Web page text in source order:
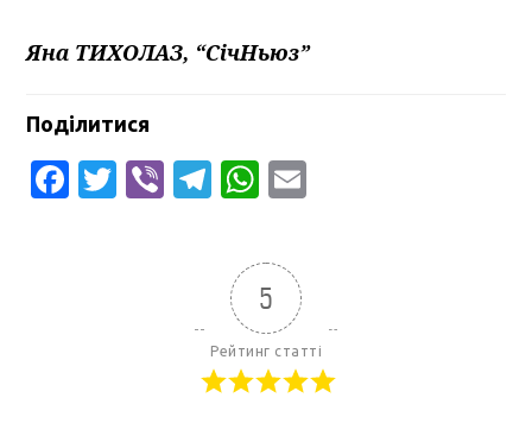
Яна ТИХОЛАЗ, “СічНьюз”
Поділитися
Facebook
Twitter
ViberTelegram
WhatsApp
5
Рейтинг статті